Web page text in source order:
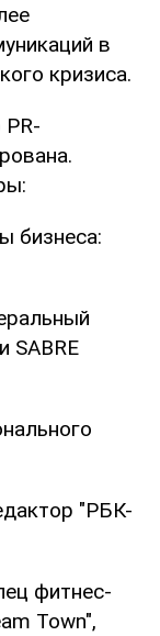
в
кризиса.
бизнеса:
SABRE
"РБК-
фитнес-
Town",